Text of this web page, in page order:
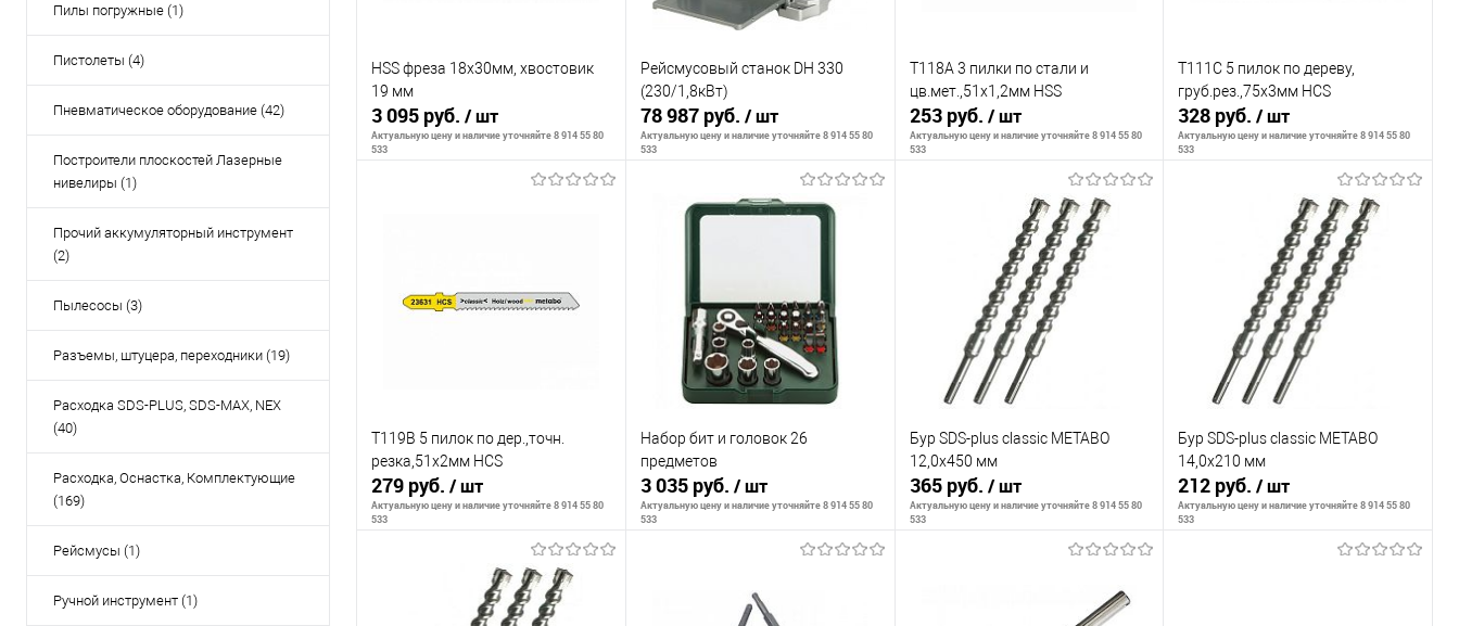
Пилы погружные (1)
Пистолеты (4)
Пневматическое оборудование (42)
Построители плоскостей Лазерные
нивелиры (1)
Прочий аккумуляторный инструмент
(2)
Пылесосы (3)
Разъемы, штуцера, переходники (19)
Расходка SDS-PLUS, SDS-MAX, NEX
(40)
Расходка, Оснастка, Комплектующие
(169)
Рейсмусы (1)
Ручной инструмент (1)
HSS фреза 18x30мм, хвостовик
19 мм
3 095 руб. / шт
Актуальную цену и наличие уточняйте 8 914 55 80
533
К сравнению
Рейсмусовый станок DH 330
(230/1,8кВт)
78 987 руб. / шт
Актуальную цену и наличие уточняйте 8 914 55 80
533
В избранное
В наличии
T118A 3 пилки по стали и
цв.мет.,51х1,2мм HSS
253 руб. / шт
Актуальную цену и наличие уточняйте 8 914 55 80
533
В корзину
К сравнению
В избранное
T111C 5 пилок по дереву,
груб.рез.,75х3мм HCS
328 руб./ шт
Актуальную цену и наличие уточняйте 8 914 55 80
533
В корзину
К сравнению
В избранное
T119B 5 пилок по дер.,точн.
резка,51х2мм HCS
279 руб. / шт
Актуальную цену и наличие уточняйте 8 914 55 80
533
В корзину
Набор бит и головок 26
предметов
3 035 руб. / шт
Актуальную цену и наличие уточняйте 8 914 55 80
533
В корзину
Бур SDS-plus classic METABO
12,0x450 мм
365 руб. / шт
Актуальную цену и наличие уточняйте 8 914 55 80
533
Бур SDS-plus classic METABO
14,0x210 мм
212 руб./ шт
Актуальную цену и наличие уточняйте 8 914 55 80
533